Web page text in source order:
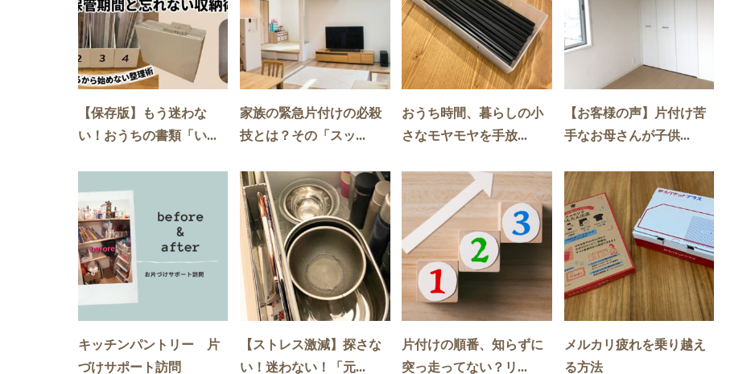
【保存版】もう迷わな
い！おうちの書類「い...
家族の緊急片付けの必殺
技とは？その「スッ...
おうち時間、暮らしの小
さなモヤモヤを手放...
【お客様の声】片付け苦
手なお母さんが子供...
キッチンパントリー 片
づけサポート訪問
【ストレス激減】探さな
い！迷わない！「元...
片付けの順番、知らずに
突っ走ってない？リ...
メルカリ疲れを乗り越え
る方法